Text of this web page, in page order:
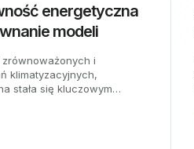
energetyczna
modeli
i
klimatyzacyjnych,
stała się kluczowym